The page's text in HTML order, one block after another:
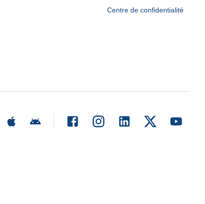
Centre de confidentialité